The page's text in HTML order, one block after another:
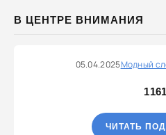
В ЦЕНТРЕ ВНИМАНИЯ
05.04.2025Модный
1161
ЧИТАТЬ